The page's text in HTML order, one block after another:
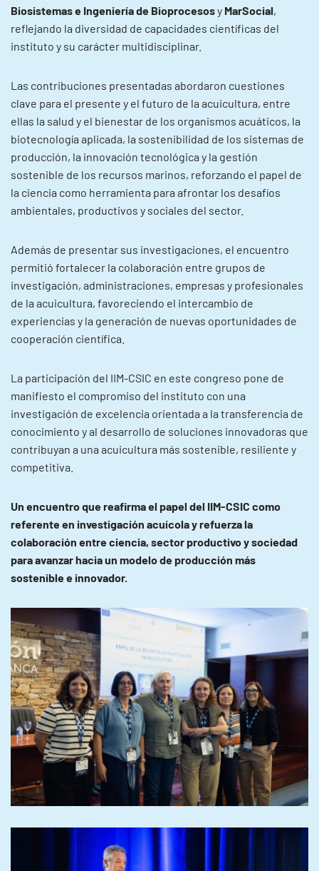
Biosistemas e Ingeniería de Bioprocesosy MarSocial,
reflejando la diversidad de capacidades científicas del
instituto y su carácter multidisciplinar.
Las contribuciones presentadas abordaron cuestiones
clave para el presente y el futuro de la acuicultura, entre
ellas la salud y el bienestar de los organismos acuáticos, la
biotecnología aplicada, la sostenibilidad de los sistemas de
producción, la innovación tecnológica y la gestión
sostenible de los recursos marinos, reforzando el papel de
la ciencia como herramienta para afrontar los desafíos
ambientales, productivos y sociales del sector.
Además de presentar sus investigaciones, el encuentro
permitió fortalecer la colaboración entre grupos de
investigación, administraciones, empresas y profesionales
de la acuicultura, favoreciendo el intercambio de
experiencias y la generación de nuevas oportunidades de
cooperación científica.
La participación del IIM-CSIC en este congreso pone de
manifiesto el compromiso del instituto con una
investigación de excelencia orientada a la transferencia de
conocimiento y al desarrollo de soluciones innovadoras que
contribuyan a una acuicultura más sostenible, resiliente y
competitiva.
Un encuentro que reafirma el papel del IIM-CSIC como
referente en investigación acuícola y refuerza la
colaboración entre ciencia, sector productivo y sociedad
para avanzar hacia un modelo de producción más
sostenible e innovador.